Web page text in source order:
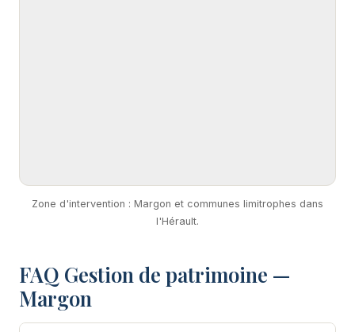
Zone d'intervention : Margon et communes limitrophes dans
l'Hérault.
FAQ Gestion de patrimoine —
Margon